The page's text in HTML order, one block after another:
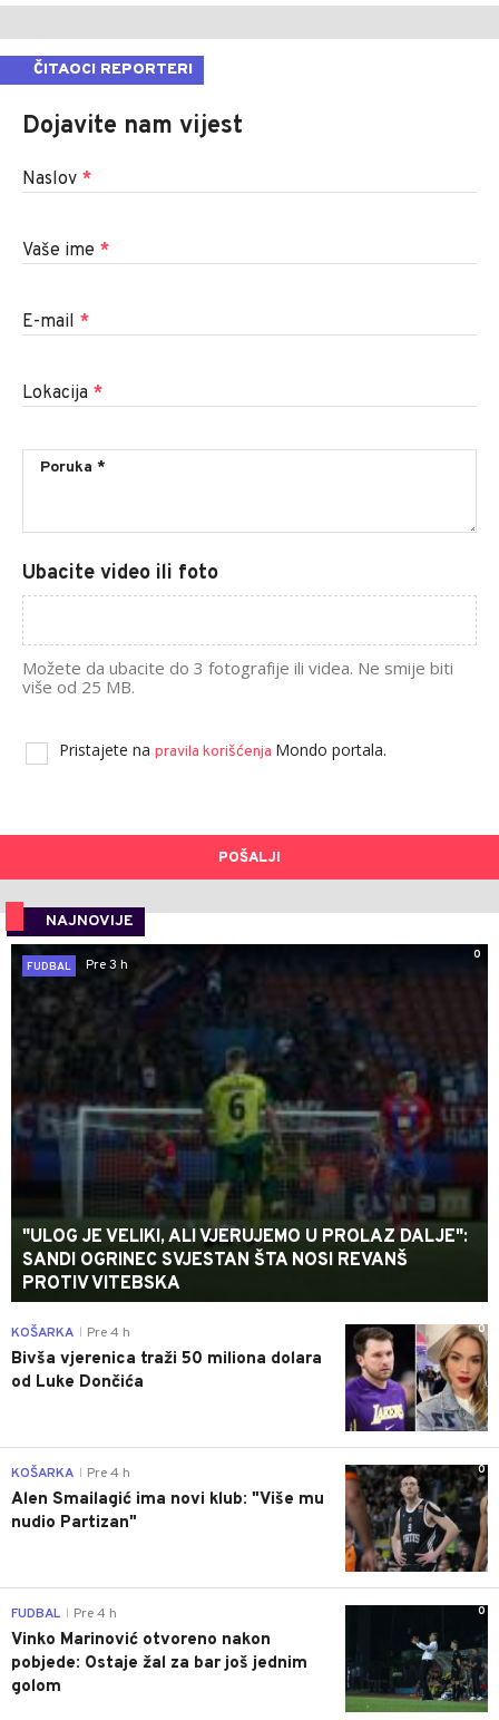
ČITAOCI REPORTERI
Dojavite nam vijest
Naslov *
Vaše ime *
E-mail *
Lokacija *
Ubacite video ili foto
Možete da ubacite do 3 fotografije ili videa. Ne smije biti
više od 25 MB.
Pristajete na pravila korišćenja Mondo portala.
POŠALJI
NAJNOVIJE
0
FUDBAL
Pre 3 h
"ULOG JE VELIKI, ALI VJERUJEMO U PROLAZ DALJE":
SANDI OGRINEC SVJESTAN ŠTA NOSI REVANŠ
PROTIV VITEBSKA
0
KOŠARKA Pre 4 h
Bivša vjerenica traži 50 miliona dolara
od Luke Dončića
0
KOŠARKA Pre 4 h
Alen Smailagić ima novi klub: "Više mu
nudio Partizan"
0
FUDBAL Pre 4 h
Vinko Marinović otvoreno nakon
pobjede: Ostaje žal za bar još jednim
golom